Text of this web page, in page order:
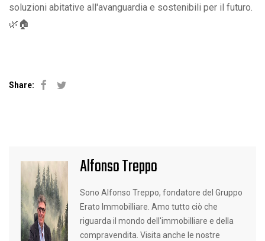
soluzioni abitative all'avanguardia e sostenibili per il futuro.
🌿🏠
Share:
Alfonso Treppo
Sono Alfonso Treppo, fondatore del Gruppo
Erato Immobilliare. Amo tutto ciò che
riguarda il mondo dell'immobilliare e della
compravendita. Visita anche le nostre